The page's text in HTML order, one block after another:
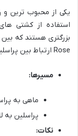
یکی از محبوب ترین
Rose ارتباط بین پراسلین و لادیگ را برقرار می کند.
مسیرها:
ماهی به
پراسلین به لادیگ
نکات: